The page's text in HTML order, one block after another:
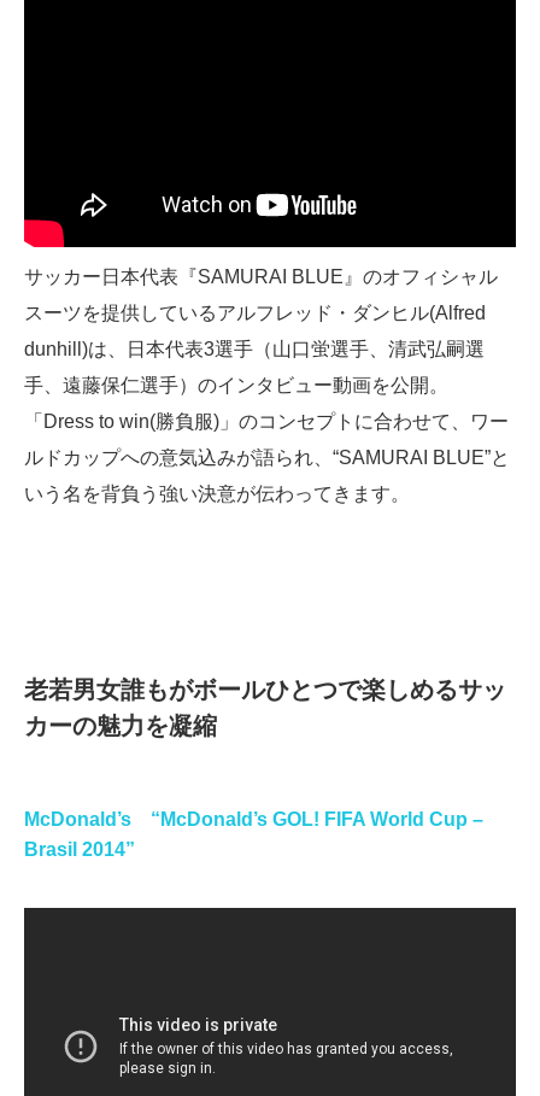
サッカー日本代表『SAMURAI BLUE』のオフィシャル
スーツを提供しているアルフレッド・ダンヒル(Alfred
dunhill)は、日本代表3選手（山口蛍選手、清武弘嗣選
手、遠藤保仁選手）のインタビュー動画を公開。
「Dress to win(勝負服)」のコンセプトに合わせて、ワー
ルドカップへの意気込みが語られ、“SAMURAI BLUE”と
いう名を背負う強い決意が伝わってきます。
老若男女誰もがボールひとつで楽しめるサッ
カーの魅力を凝縮
McDonald’s “McDonald’s GOL! FIFA World Cup –
Brasil 2014”